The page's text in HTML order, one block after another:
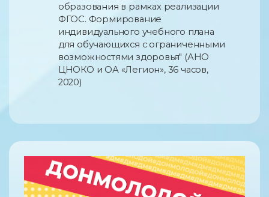
образования в рамках реализации
ФГОС. Формирование
индивидуального учебного плана
для обучающихся с ограниченными
возможностями здоровья" (АНО
ЦНОКО и ОА «Легион», 36 часов,
2020)